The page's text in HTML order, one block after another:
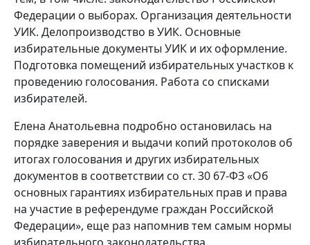
Федерации о выборах. Организация деятельности
УИК. Делопроизводство в УИК. Основные
избирательные документы УИК и их оформление.
Подготовка помещений избирательных участков к
проведению голосования. Работа со списками
избирателей.
Елена Анатольевна подробно остановилась на
порядке заверения и выдачи копий протоколов об
итогах голосования и других избирательных
документов в соответствии со ст. 30 67-ФЗ «Об
основных гарантиях избирательных прав и права
на участие в референдуме граждан Российской
Федерации», еще раз напомнив тем самым нормы
избирательного законодательства.